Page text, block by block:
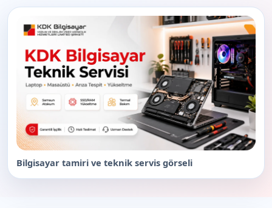
Bilgisayar tamiri ve teknik servis görseli